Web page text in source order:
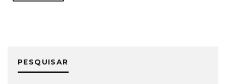
PESQUISAR